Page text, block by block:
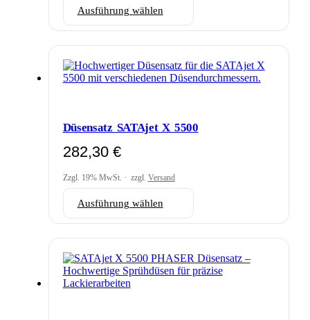
Ausführung wählen
Produkt
weist
mehrere
Varianten
auf.
Die
auf
der
Düsensatz SATAjet X 5500
282,30 €
Zzgl. 19% MwSt. zzgl. Versand
Ausführung wählen
Produkt
weist
mehrere
Varianten
auf.
Die